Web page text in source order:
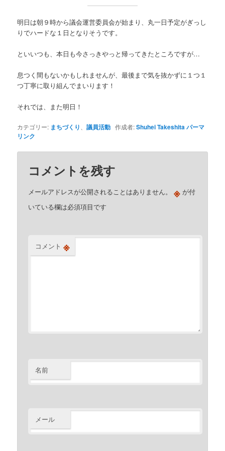
明日は朝９時から議会運営委員会が始まり、丸一日予定がぎっし
りでハードな１日となりそうです。
といいつも、本日も今さっきやっと帰ってきたところですが…
息つく間もないかもしれませんが、最後まで気を抜かずに１つ１
つ丁寧に取り組んでまいります！
それでは、また明日！
カテゴリー: まちづくり、議員活動 作成者:Shuhei Takeshitaパーマ
リンク
コメントを残す
メールアドレスが公開されることはありません。 ※ が付
いている欄は必須項目です
コメント ※
名前
メール